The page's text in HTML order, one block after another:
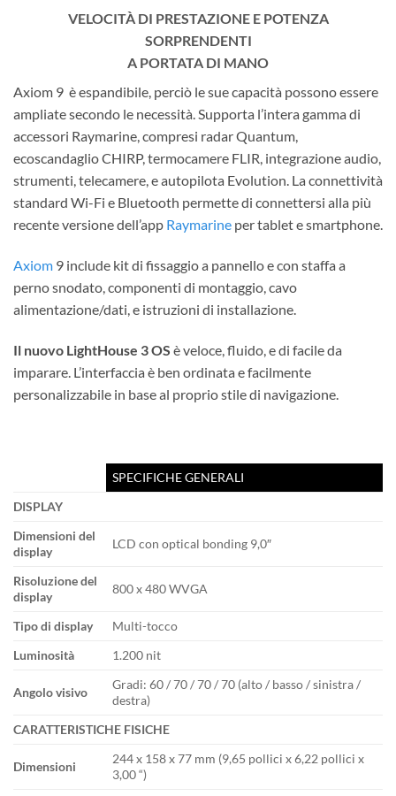
VELOCITÀ DI PRESTAZIONE E POTENZA
SORPRENDENTI
A PORTATA DI MANO
Axiom 9 è espandibile, perciò le sue capacità possono essere
ampliate secondo le necessità. Supporta l’intera gamma di
accessori Raymarine, compresi radar Quantum,
ecoscandaglio CHIRP, termocamere FLIR, integrazione audio,
strumenti, telecamere, e autopilota Evolution. La connettività
standard Wi-Fi e Bluetooth permette di connettersi alla più
recente versione dell’app Raymarine per tablet e smartphone.
Axiom 9 include kit di fissaggio a pannello e con staffa a
perno snodato, componenti di montaggio, cavo
alimentazione/dati, e istruzioni di installazione.
Il nuovo LightHouse 3 OS è veloce, fluido, e di facile da
imparare. L’interfaccia è ben ordinata e facilmente
personalizzabile in base al proprio stile di navigazione.
SPECIFICHE GENERALI
DISPLAY
Dimensioni del
display
LCD con optical bonding 9,0″
Risoluzione del
display
800 x 480 WVGA
Tipo di display
Multi-tocco
Luminosità
1.200 nit
Angolo visivo
Gradi: 60 / 70 / 70 / 70 (alto / basso / sinistra /
destra)
CARATTERISTICHE FISICHE
Dimensioni
244 x 158 x 77 mm (9,65 pollici x 6,22 pollici x
3,00 “)